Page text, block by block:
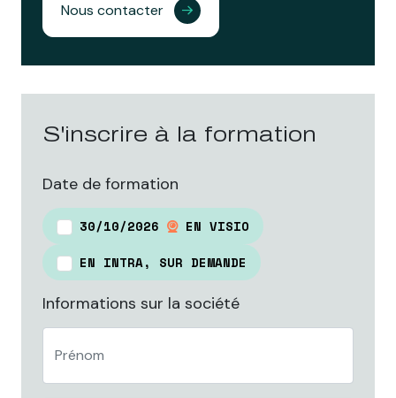
Nous contacter
S'inscrire à la formation
Date de formation
30/10/2026
EN VISIO
EN INTRA, SUR DEMANDE
Informations sur la société